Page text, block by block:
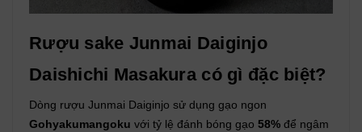
Rượu sake Junmai Daiginjo
Daishichi Masakura có gì đặc biệt?
Dòng rượu Junmai Daiginjo sử dụng gạo ngon
Gohyakumangoku với tỷ lệ đánh bóng gạo 58% để ngâm